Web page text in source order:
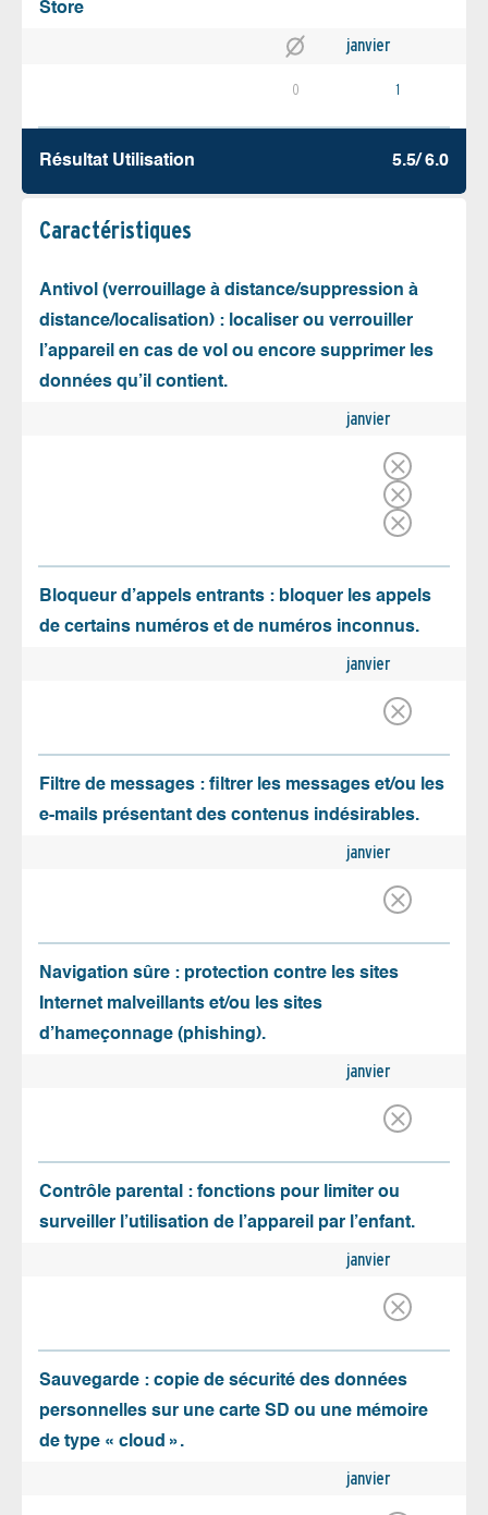
Store
janvier
0 1
Résultat Utilisation 5.5/ 6.0
Caractéristiques
Antivol (verrouillage à distance/suppression à
distance/localisation) : localiser ou verrouiller
l’appareil en cas de vol ou encore supprimer les
données qu’il contient.
janvier
Bloqueur d’appels entrants : bloquer les appels
de certains numéros et de numéros inconnus.
janvier
Filtre de messages : filtrer les messages et/ou les
e-mails présentant des contenus indésirables.
janvier
Navigation sûre : protection contre les sites
Internet malveillants et/ou les sites
d’hameçonnage (phishing).
janvier
Contrôle parental : fonctions pour limiter ou
surveiller l’utilisation de l’appareil par l’enfant.
janvier
Sauvegarde : copie de sécurité des données
personnelles sur une carte SD ou une mémoire
de type « cloud ».
janvier